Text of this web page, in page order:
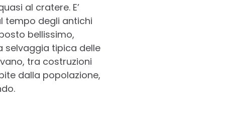
al cratere. E’
tempo degli antichi
bellissimo,
selvaggia tipica delle
tra costruzioni
dalla popolazione,